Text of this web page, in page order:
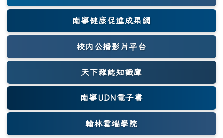
南寧健康促進成果網
(另開新視窗)
校內公播影片平台
天下雜誌知識庫
(另開新視窗)
南寧UDN電子書
翰林雲端學院